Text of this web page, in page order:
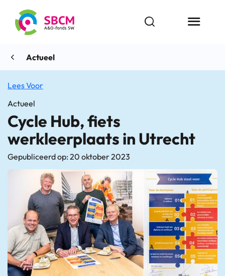
inhoud
Open zoekbalk
Menu
Actueel
Lees Voor
Actueel
Cycle Hub, fiets
werkleerplaats in Utrecht
Gepubliceerd op: 20 oktober 2023